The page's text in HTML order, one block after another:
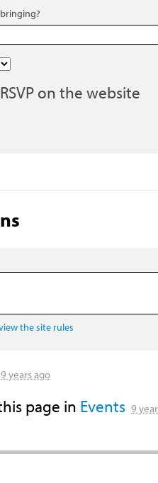
on the website
the site rules
9 years ago
page in Events 9